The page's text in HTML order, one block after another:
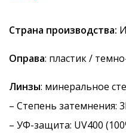
Страна производства:
Оправа: пластик /
Линзы: минеральное
– Степень затемнения:
– УФ-защита: UV400